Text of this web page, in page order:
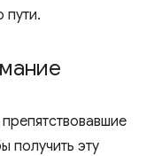
пути.
получить эту